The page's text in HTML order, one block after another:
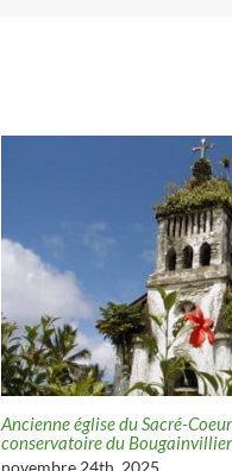
Ancienne église du Sacré-
conservatoire du Bougainvillier
novembre 24th, 2025